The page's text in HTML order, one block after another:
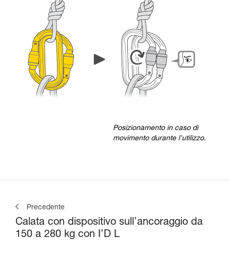
Posizionamento in caso di
movimento durante l'utilizzo.
Precedente
Calata con dispositivo sull’ancoraggio da
150 a 280 kg con I’D L